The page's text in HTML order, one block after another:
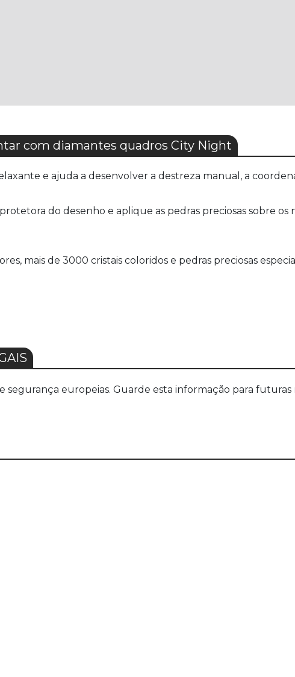
com diamantes quadros City Night
e ajuda a desenvolver a destreza manual, a
do desenho e aplique as pedras preciosas sobre
mais de 3000 cristais coloridos e pedras preciosas
segurança europeias. Guarde esta informação para